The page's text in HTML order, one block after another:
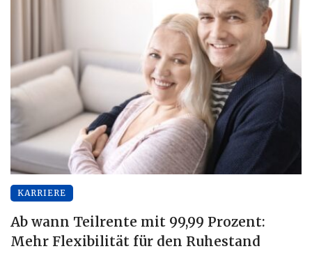
KARRIERE
Ab wann Teilrente mit 99,99 Prozent:
Mehr Flexibilität für den Ruhestand